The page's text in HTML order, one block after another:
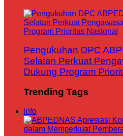
Pengukuhan DPC
Selatan Perkuat
Dukung Program
Trending Tags
Info